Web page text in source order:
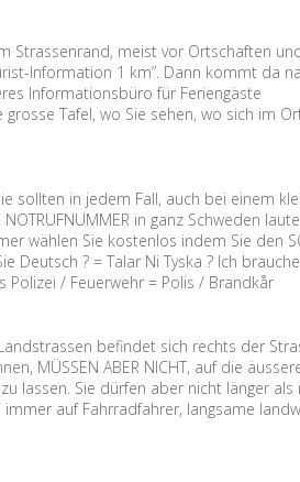
Strassenrand, meist vor Ortschaften
Information 1 km”. Dann kommt da
Informationsbüro für Feriengäste
Tafel, wo Sie sehen, wo sich im
sollten in jedem Fall, auch bei einem
in ganz Schweden
wählen Sie kostenlos indem Sie den
? = Talar Ni Tyska ? Ich brauche
Polizei / Feuerwehr = Polis / Brandkår
befindet sich rechts der
MÜSSEN ABER NICHT, auf die
lassen. Sie dürfen aber nicht länger
auf Fahrradfahrer, langsame